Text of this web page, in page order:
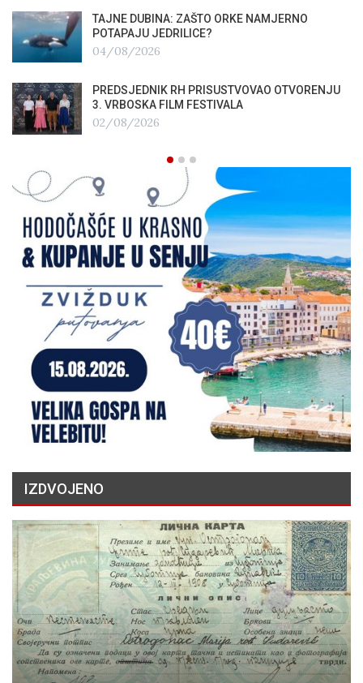
TAJNE DUBINA: ZAŠTO ORKE NAMJERNO
POTAPAJU JEDRILICE?
04/08/2026
PREDSJEDNIK RH PRISUSTVOVAO OTVORENJU
3. VRBOSKA FILM FESTIVALA
02/08/2026
IZDVOJENO